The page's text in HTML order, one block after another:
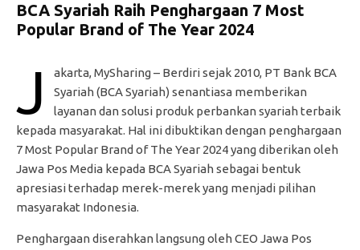
BCA Syariah Raih Penghargaan 7 Most
Popular Brand of The Year 2024
J
akarta, MySharing – Berdiri sejak 2010, PT Bank BCA
Syariah (BCA Syariah) senantiasa memberikan
layanan dan solusi produk perbankan syariah terbaik
kepada masyarakat. Hal ini dibuktikan dengan penghargaan
7 Most Popular Brand of The Year 2024 yang diberikan oleh
Jawa Pos Media kepada BCA Syariah sebagai bentuk
apresiasi terhadap merek-merek yang menjadi pilihan
masyarakat Indonesia.
Penghargaan diserahkan langsung oleh CEO Jawa Pos